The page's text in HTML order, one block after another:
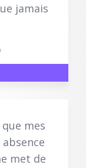
jamais
mes
met de